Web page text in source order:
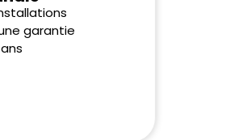
garantie